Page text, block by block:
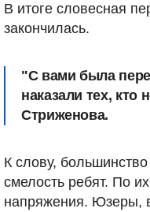
В итоге словесная
закончилась.
"С вами была
наказали тех,
Стриженова.
К слову,
смелость ребят. По
напряжения. Юзеры,